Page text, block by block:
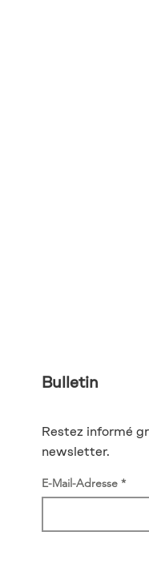
Bulletin
Restez informé
newsletter.
E-Mail-Adresse